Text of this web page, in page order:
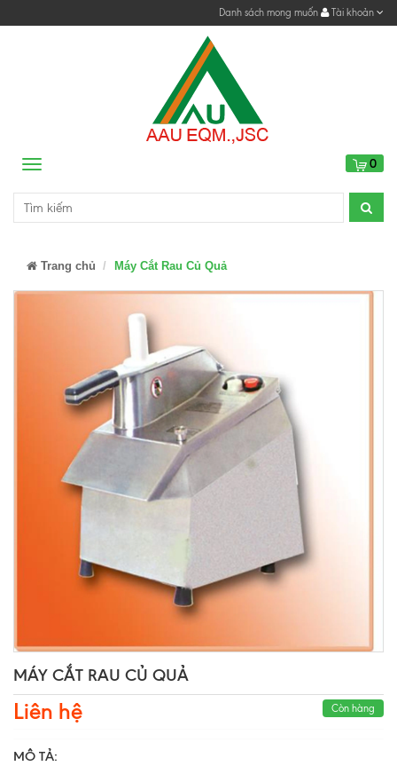
Danh sách mong muốn Tài khoản
Menu 0
Trang chủ Máy Cắt Rau Củ Quả
MÁY CẮT RAU CỦ QUẢ
Liên hệ Còn hàng
MÔ TẢ: